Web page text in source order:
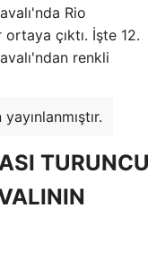
Rio
ortaya çıktı. İşte 12.
renkli
TURUNCU